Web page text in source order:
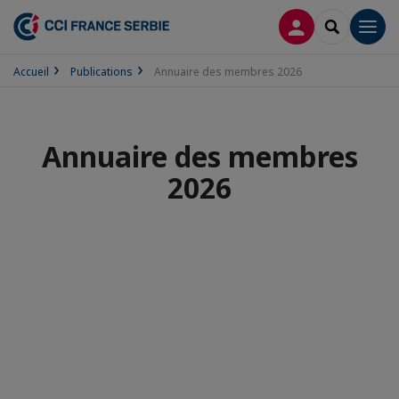
CONNEXION
Accueil Publications Annuaire des membres 2026
Annuaire des membres
2026